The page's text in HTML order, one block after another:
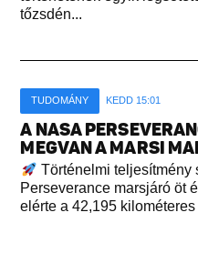
tőzsdén...
TUDOMÁNY KEDD 15:01
A NASA
MEGVAN A MARSI
Történelmi teljesítmény
Perseverance marsjáró öt
elérte a 42,195